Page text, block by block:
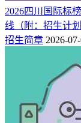
以上招生计划来
庆招生、各专业
牡丹江医科大学
二、牡丹
数线及
2026四川国际标
线（附：招生计划
招生简章 2026-